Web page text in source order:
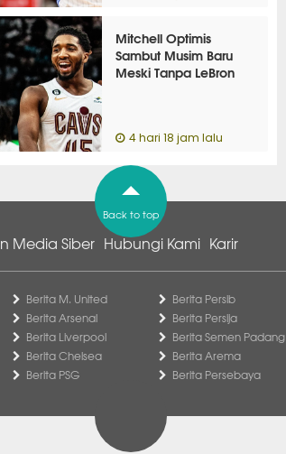
Mitchell Optimis
Sambut Musim Baru
Meski Tanpa LeBron
4 hari 18 jam lalu
Back to top
Media Siber Hubungi Kami Karir
Berita M. United
Berita Arsenal
Berita Liverpool
Berita Chelsea
Berita PSG
Berita Persib
Berita Persija
Berita Semen Padang
Berita Arema
Berita Persebaya